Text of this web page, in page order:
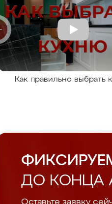
Как правильно выбрать
ДО КОНЦА
Оставьте заявку